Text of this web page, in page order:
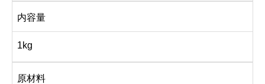
内容量
1kg
原材料